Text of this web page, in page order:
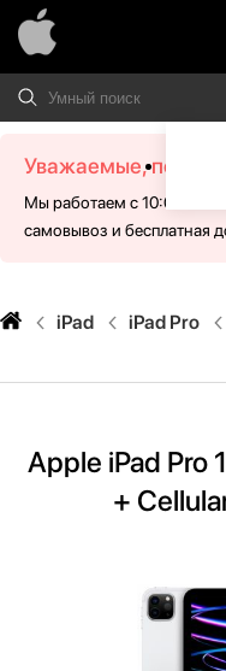
Уважаемые,
Мы работаем с 10:00 -
самовывоз и бесплатная
iPad iPad Pro
Apple iPad Pro
+